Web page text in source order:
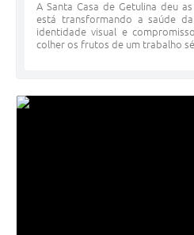
A Santa Casa de Getulina deu
está transformando a saúde
identidade visual e
colher os frutos de um trabalho